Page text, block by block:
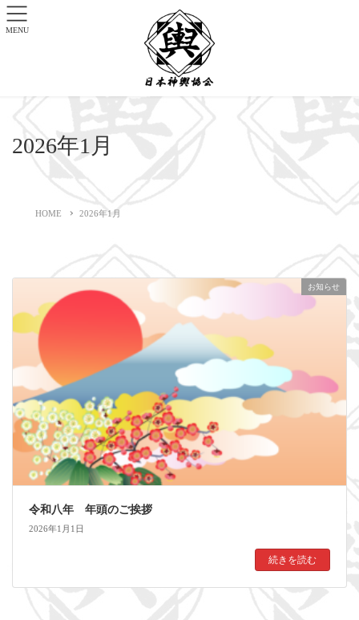
2026年1月
HOME 2026年1月
お知らせ
令和八年 年頭のご挨拶
2026年1月1日
続きを読む
MENU